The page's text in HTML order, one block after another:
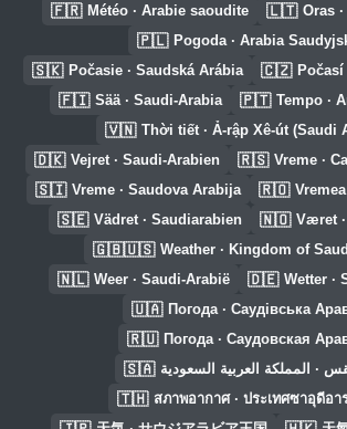
🇫🇷 Météo · Arabie saoudite 🇱🇹 Oras
🇵🇱 Pogoda · Arabia
🇸🇰 Počasie · Saudská Arábia 🇨🇿 Počasí
🇫🇮 Sää · Saudi-Arabia 🇵🇹 Tempo ·
🇻🇳 Thời tiết · Ả-rập Xê-út (Saudi
🇩🇰 Vejret · Saudi-Arabien 🇷🇸 Vreme ·
🇸🇮 Vreme · Saudova Arabija 🇷🇴
🇸🇪 Vädret · Saudiarabien 🇳🇴 Været
🇬🇧🇺🇸 Weather · Kingdom of
🇳🇱 Weer · Saudi-Arabië 🇩🇪 Wetter ·
🇺🇦 Погода · Саудівська
🇷🇺 Погода · Саудовская
🇸🇦 · المملكة العربية السعودية
🇹🇭 สภาพอากาศ · ประเทศซาอุดีอา